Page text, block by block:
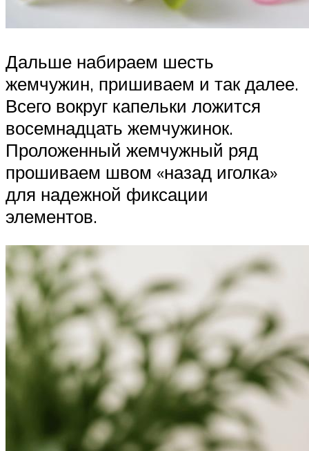
Дальше набираем шесть
жемчужин, пришиваем и так далее.
Всего вокруг капельки ложится
восемнадцать жемчужинок.
Проложенный жемчужный ряд
прошиваем швом «назад иголка»
для надежной фиксации
элементов.